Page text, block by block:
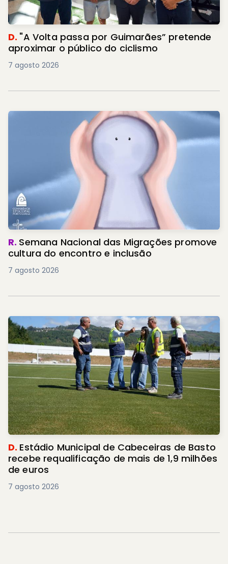
D. "A Volta passa por Guimarães” pretende
aproximar o público do ciclismo
7 agosto 2026
R. Semana Nacional das Migrações promove
cultura do encontro e inclusão
7 agosto 2026
D. Estádio Municipal de Cabeceiras de Basto
recebe requalificação de mais de 1,9 milhões
de euros
7 agosto 2026